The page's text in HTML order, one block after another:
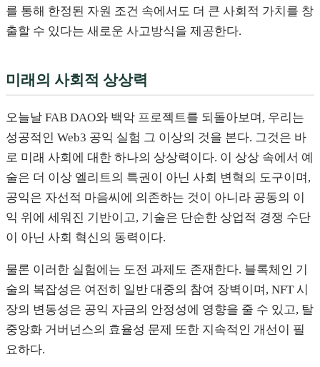
를 통해 한정된 자원 조건 속에서도 더 큰 사회적 가치를 창
출할 수 있다는 새로운 사고방식을 제공한다.
미래의 사회적 상상력
오늘날 FAB DAO와 백악 프로젝트를 되돌아보며, 우리는
성공적인 Web3 공익 실험 그 이상의 것을 본다. 그것은 바
로 미래 사회에 대한 하나의 상상력이다. 이 상상 속에서 예
술은 더 이상 엘리트의 특권이 아닌 사회 변혁의 도구이며,
공익은 자선적 마음씨에 의존하는 것이 아니라 공동의 이
익 위에 세워진 기반이고, 기술은 단순한 상업적 경쟁 수단
이 아닌 사회 혁신의 동력이다.
물론 이러한 실험에는 도전 과제도 존재한다. 블록체인 기
술의 복잡성은 여전히 일반 대중의 참여 장벽이며, NFT 시
장의 변동성은 공익 자금의 안정성에 영향을 줄 수 있고, 탈
중앙화 거버넌스의 효율성 문제 또한 지속적인 개선이 필
요하다.